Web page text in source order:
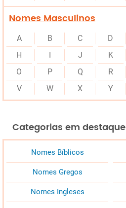
Nomes Masculinos
A B C D
H
I J K
O
P Q R
V
W X Y
Categorias em destaque
Nomes Bíblicos
Nomes Gregos
Nomes Ingleses